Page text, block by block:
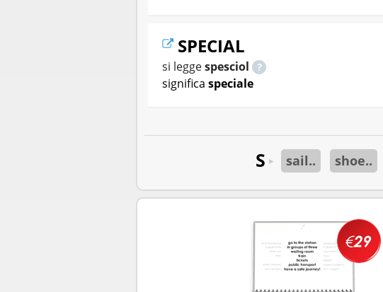
SPECIAL
si leggespesciol
significa speciale
S ► sail.. shoe..